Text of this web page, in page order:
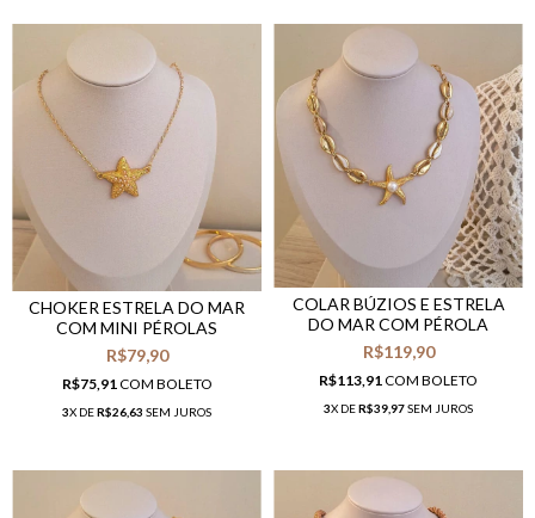
CHOKER ESTRELA DO MAR
COM MINI PÉROLAS
R$79,90
R$75,91COM BOLETO
3X DER$26,63 SEM JUROS
COLAR BÚZIOS E ESTRELA
DO MAR COM PÉROLA
R$119,90
R$113,91COM BOLETO
3X DER$39,97SEM JUROS